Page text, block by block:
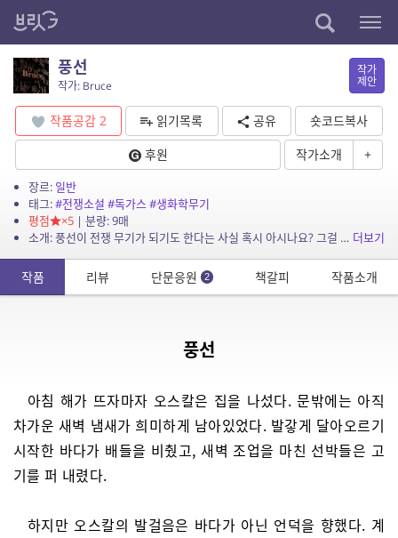
풍선
작가: Bruce
작가
제안
작품공감 2 읽기목록 공유
숏코드복사
후원
작가소개 +
장르: 일반
태그:#전쟁소설 #독가스#생화학무기
평점
×5| 분량: 9매
소개: 풍선이 전쟁 무기가 되기도 한다는 사실 혹시 아시나요? 그걸 소재로 쓴 작품입니다. 더보기
작품 리뷰 단문응원 2 책갈피 작품소개
풍선
아침 해가 뜨자마자 오스칼은 집을 나섰다. 문밖에는 아직
차가운 새벽 냄새가 희미하게 남아있었다. 발갛게 달아오르기
시작한 바다가 배들을 비췄고, 새벽 조업을 마친 선박들은 고
기를 퍼 내렸다.
하지만 오스칼의 발걸음은 바다가 아닌 언덕을 향했다. 계